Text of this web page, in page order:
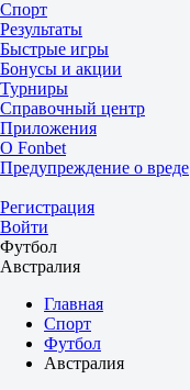
Спорт
Результаты
Быстрые игры
Бонусы и акции
Турниры
Справочный центр
Приложения
О Fonbet
Предупреждение о вреде
Регистрация
Войти
Футбол
Австралия
Главная
Спорт
Футбол
Австралия